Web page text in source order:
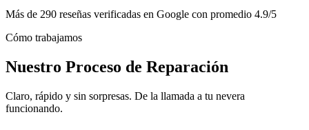
Más de 290 reseñas verificadas en Google con promedio 4.9/5
Cómo trabajamos
Nuestro Proceso de Reparación
Claro, rápido y sin sorpresas. De la llamada a tu nevera
funcionando.